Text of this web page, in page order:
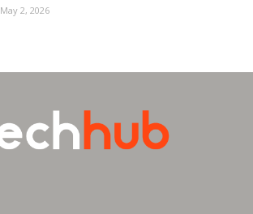
May 2, 2026